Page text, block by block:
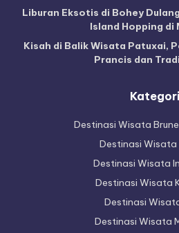
Liburan Eksotis di Bohey
Island Hopping di
Kisah di Balik Wisata Patuxai,
Prancis dan
Kategori
Destinasi Wisata
Destinasi Wisata
Destinasi Wisata
Destinasi Wisata
Destinasi
Destinasi Wisata